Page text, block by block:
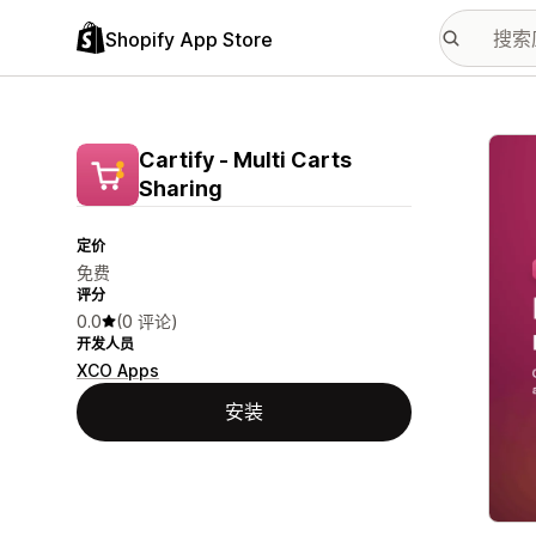
Shopify App Store
Cartify ‑ Multi Carts
Sharing
定价
免费
评分
0.0 (0 评论)
开发人员
XCO Apps
安装
配图